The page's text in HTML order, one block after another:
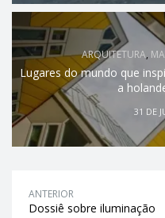
ARQUITETURA,
Lugares do mundo que
a
31 DE
ANTERIOR
Dossiê sobre iluminação